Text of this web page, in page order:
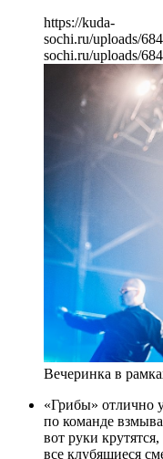
https://kuda-
sochi.ru/uploads/
sochi.ru/uploads/
Вечеринка в
«Грибы» отлично
по команде
вот руки
все клубящиеся